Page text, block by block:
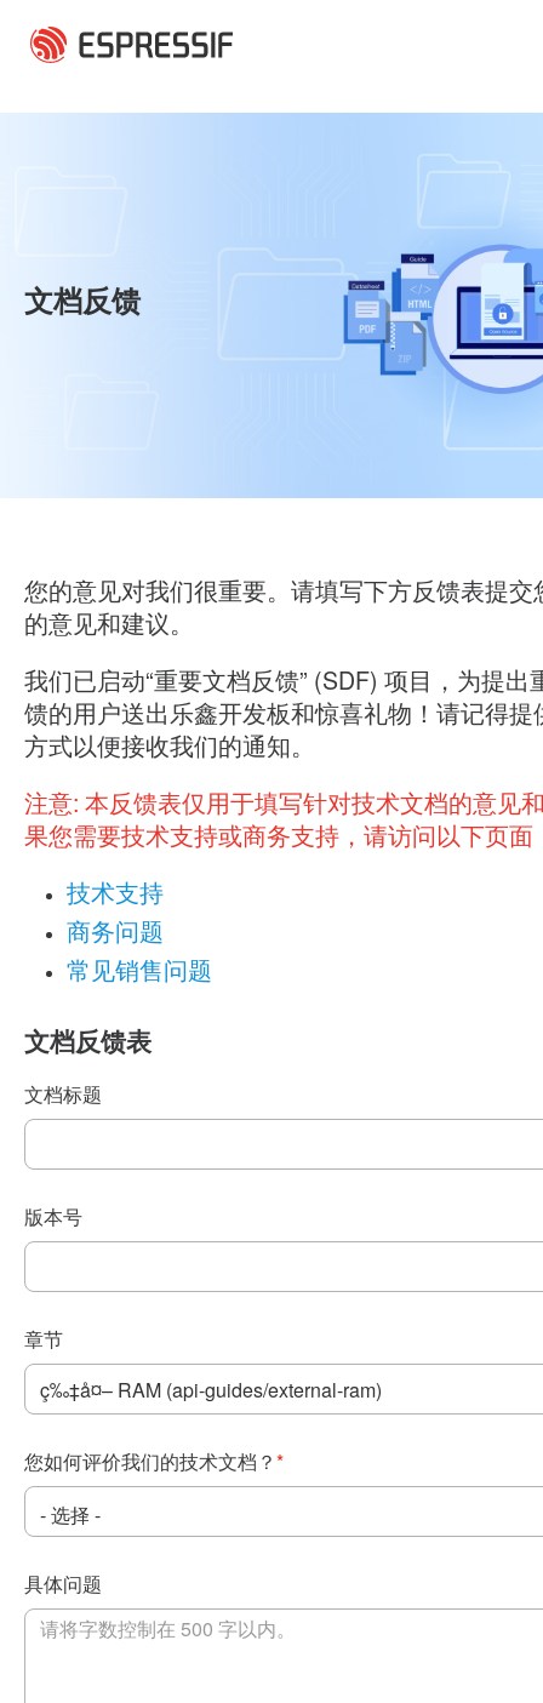
文档反馈
您的意见对我们很重要。请填写下方反馈表提交
的意见和建议。
我们已启动“重要文档反馈” (SDF) 项目，为提出
馈的用户送出乐鑫开发板和惊喜礼物！请记得提
方式以便接收我们的通知。
注意: 本反馈表仅用于填写针对技术文档的意见
果您需要技术支持或商务支持，请访问以下页面
技术支持
商务问题
常见销售问题
文档反馈表
文档标题
版本号
章节
您如何评价我们的技术文档？ *
具体问题